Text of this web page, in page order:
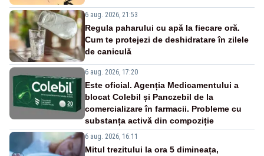
6 aug. 2026, 21:53
Regula paharului cu apă la fiecare oră.
Cum te protejezi de deshidratare în zilele
de caniculă
6 aug. 2026, 17:20
Este oficial. Agenția Medicamentului a
blocat Colebil și Panczebil de la
comercializare în farmacii. Probleme cu
substanța activă din compoziție
6 aug. 2026, 16:11
Mitul trezitului la ora 5 dimineața,